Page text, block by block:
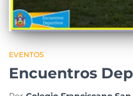
EVENTOS
Encuentros